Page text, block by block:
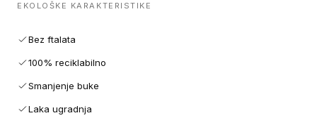
EKOLOŠKE KARAKTERISTIKE
Bez ftalata
100% reciklabilno
Smanjenje buke
Laka ugradnja